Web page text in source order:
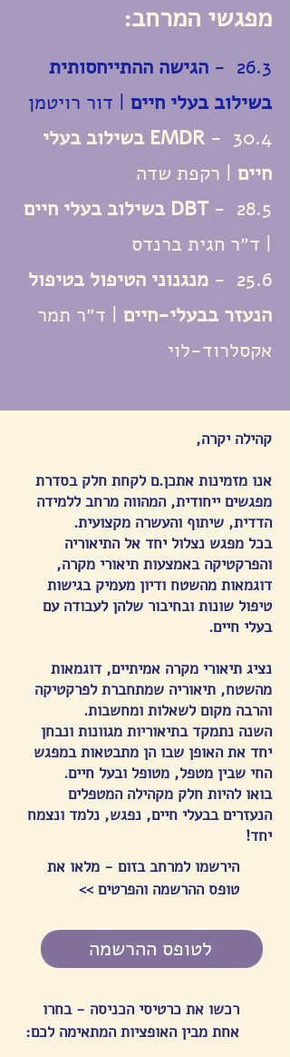
מפגשי המרחב:
26.3 -
הגישה ההתייחסותית
בשילוב בעלי חיים | דור רויטמן
30.4 -
EMDR בשילוב בעלי
חיים | רקפת שדה
28.5 -
DBT בשילוב בעלי חיים
| ד״ר חגית ברנדס
25.6 -
מנגנוני הטיפול בטיפול
הנעזר בבעלי-חיים | ד״ר תמר
אקסלרוד-לוי
קהילה יקרה,
אנו מזמינות אתכן.ם לקחת חלק בסדרת
מפגשים ייחודית, המהווה מרחב ללמידה
הדדית, שיתוף והעשרה מקצועית.
בכל מפגש נצלול יחד אל התיאוריה
והפרקטיקה באמצעות תיאורי מקרה,
דוגמאות מהשטח ודיון מעמיק בגישות
טיפול שונות ובחיבור שלהן לעבודה עם
בעלי חיים.
נציג תיאורי מקרה אמיתיים, דוגמאות
מהשטח, תיאוריה שמתחברת לפרקטיקה
והרבה מקום לשאלות ומחשבות.
השנה נתמקד בתיאוריות מגוונות ונבחן
יחד את האופן שבו הן מתבטאות במפגש
החי שבין מטפל, מטופל ובעל חיים.
בואו להיות חלק מקהילה המטפלים
הנעזרים בבעלי חיים, נפגש, נלמד ונצמח
יחד!
הירשמו למרחב בזום - מלאו את
טופס ההרשמה והפרטים >>
לטופס ההרשמה
רכשו את כרטיסי הכניסה - בחרו
אחת מבין האופציות המתאימה לכם: